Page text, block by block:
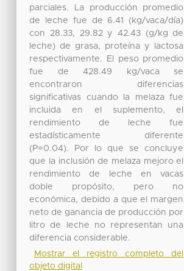
parciales. La producción promedio
de leche fue de 6.41 (kg/vaca/día)
con 28.33, 29.82 y 42.43 (g/kg de
leche) de grasa, proteína y lactosa
respectivamente. El peso promedio
fue de 428.49 kg/vaca se
encontraron diferencias
significativas cuando la melaza fue
incluida en el suplemento, el
rendimiento de leche fue
estadísticamente diferente
(P=0.04). Por lo que se concluye
que la inclusión de melaza mejoro el
rendimiento de leche en vacas
doble propósito, pero no
económica, debido a que el margen
neto de ganancia de producción por
litro de leche no representan una
diferencia considerable.
Mostrar el registro completo del
objeto digital